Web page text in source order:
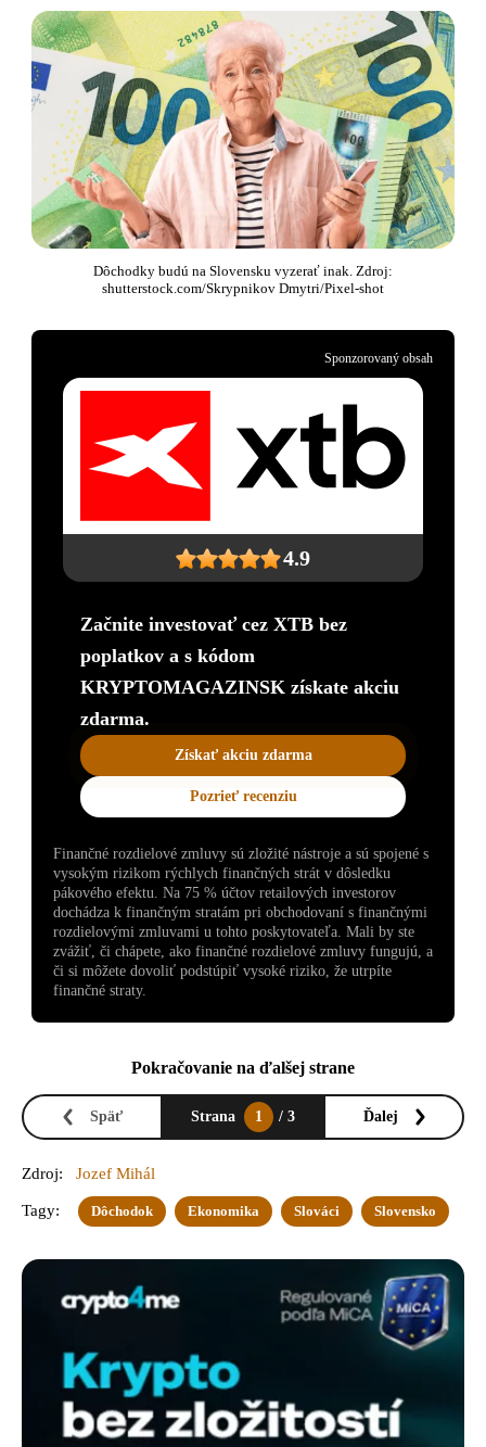
Dôchodky budú na Slovensku vyzerať inak. Zdroj:
shutterstock.com/Skrypnikov Dmytri/Pixel-shot
4.9
Začnite investovať cez XTB bez
poplatkov a s kódom
KRYPTOMAGAZINSK získate akciu
zdarma.
Získať akciu zdarma
Pozrieť recenziu
Sponzorovaný obsah
Finančné rozdielové zmluvy sú zložité nástroje a sú spojené s
vysokým rizikom rýchlych finančných strát v dôsledku
pákového efektu. Na 75 % účtov retailových investorov
dochádza k finančným stratám pri obchodovaní s finančnými
rozdielovými zmluvami u tohto poskytovateľa. Mali by ste
zvážiť, či chápete, ako finančné rozdielové zmluvy fungujú, a
či si môžete dovoliť podstúpiť vysoké riziko, že utrpíte
finančné straty.
Pokračovanie na ďalšej strane
Späť Strana 1 / 3 Ďalej
Zdroj: Jozef Mihál
Tagy: Dôchodok Ekonomika Slováci Slovensko